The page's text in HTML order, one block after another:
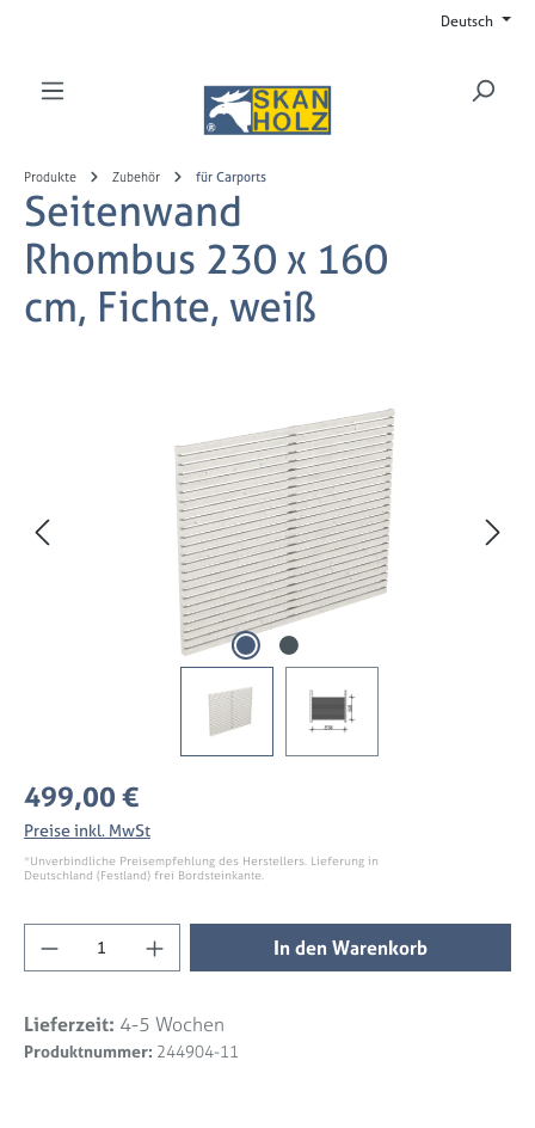
Produkte Zubehör für Carports
Seitenwand
Rhombus 230 x 160
cm, Fichte, weiß
Regulärer Preis:
499,00 €
Preise inkl. MwSt
*Unverbindliche Preisempfehlung des Herstellers. Lieferung in
Deutschland (Festland) frei Bordsteinkante.
Produkt Anzahl: Gib den gewünschten
In den Warenkorb
Lieferzeit: 4-5 Wochen
Produktnummer: 244904-11
Deutsch